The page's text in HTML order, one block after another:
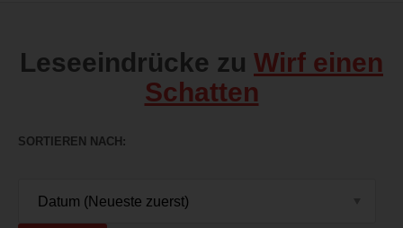
Leseeindrücke zu Wirf einen
Schatten
SORTIEREN NACH